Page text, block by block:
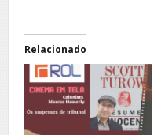
Relacionado